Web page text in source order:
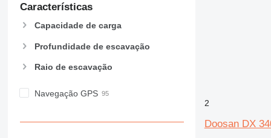
Características
Capacidade de carga
Profundidade de escavação
Raio de escavação
Navegação GPS
2
Doosan DX